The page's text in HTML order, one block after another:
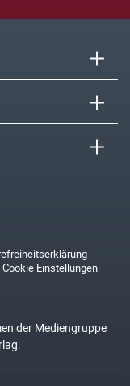
Cookie Einstellungen
der Mediengruppe